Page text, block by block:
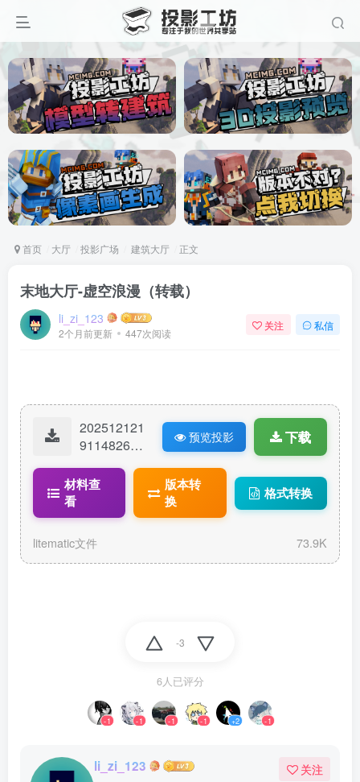
首页 大厅 投影广场 建筑大厅 正文
末地大厅-虚空浪漫（转载）
li_zi_123
2个月前更新 447次阅读
关注 私信
202512121
91148262-
虚空浪漫-
itematic
预览投影 下载
材料查
看
版本转
换
格式转换
litematic文件 73.9K
-3
6人已评分
-1 -1 -1 -1 +2 -1
li_zi_123 关注